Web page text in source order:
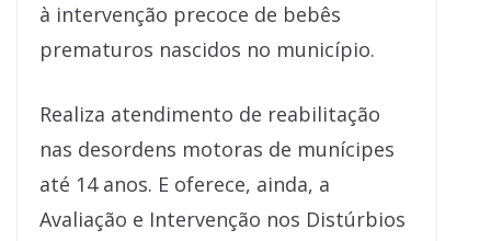
à intervenção precoce de bebês
prematuros nascidos no município.
Realiza atendimento de reabilitação
nas desordens motoras de munícipes
até 14 anos. E oferece, ainda, a
Avaliação e Intervenção nos Distúrbios